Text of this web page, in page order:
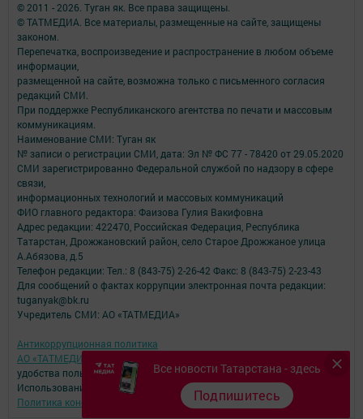
Все новости Татарстана - здесь
Подпишитесь
© 2011 - 2026. Туган як. Все права защищены.
© ТАТМЕДИА. Все материалы, размещенные на сайте, защищены
законом.
Перепечатка, воспроизведение и распространение в любом объеме
информации,
размещенной на сайте, возможна только с письменного согласия
редакций СМИ.
При поддержке Республиканского агентства по печати и массовым
коммуникациям.
Наименование СМИ: Туган як
№ записи о регистрации СМИ, дата: Эл № ФС 77 - 78420 от 29.05.2020
СМИ зарегистрированно Федеральной службой по надзору в сфере
связи,
информационных технологий и массовых коммуникаций
ФИО главного редактора: Фаизова Гулия Вакифовна
Адрес редакции: 422470, Российская Федерация, Республика
Татарстан, Дрожжановский район, село Старое Дрожжаное улица
А.Абязова, д.5
Телефон редакции: Тел.: 8 (843-75) 2-26-42 Факс: 8 (843-75) 2-23-43
Для сообщений о фактах коррупции электронная почта редакции:
tuganyak@bk.ru
Учредитель СМИ: АО «ТАТМЕДИА»
Антикоррупционная политика
АО «ТАТМЕДИА» использует «cookie»
для персонализации сервисов и
удобства пользователей сайтом.
Использование «cookie» можно отменить в настройках браузера.
Политика конфиденциальности